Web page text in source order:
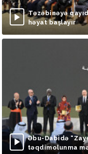
Təzəbinəyə
həyat başlayır
Əbu-Dabidə
təqdimolunma